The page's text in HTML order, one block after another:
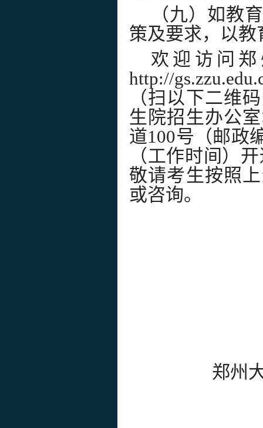
（九）如教
策及要求，以
欢迎访问
http://
（扫以下二维
生院招生办公
道100号（邮政
（工作时间）
敬请考生按照
或咨询。
郑州